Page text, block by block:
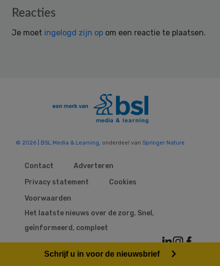
Reader
Reacties
Je moet ingelogd zijn op om een reactie te plaatsen.
© 2026 | BSL Media & Learning, onderdeel van Springer Nature
Contact
Adverteren
Privacy statement
Cookies
Voorwaarden
Het laatste nieuws over de zorg. Snel,
geïnformeerd, compleet
Schrijf u in voor de nieuwsbrief